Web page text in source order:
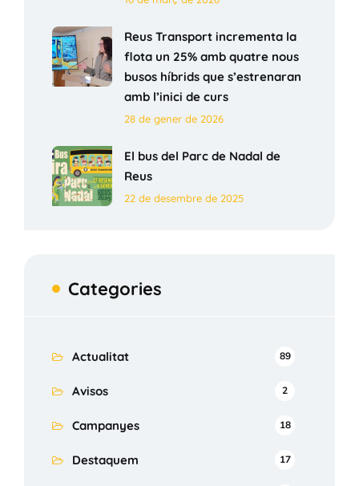
Reus Transport incrementa la
flota un 25% amb quatre nous
busos híbrids que s’estrenaran
amb l’inici de curs
28 de gener de 2026
El bus del Parc de Nadal de
Reus
22 de desembre de 2025
Categories
Actualitat 89
Avisos 2
Campanyes 18
Destaquem 17